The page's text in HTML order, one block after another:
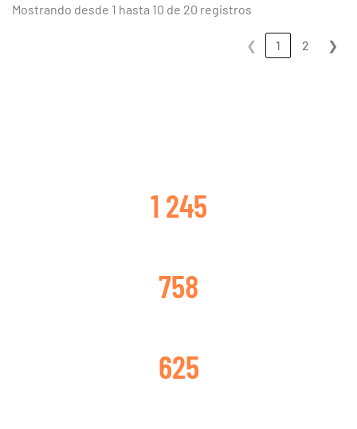
Mostrando desde 1 hasta 10 de 20 registros
❮ 1 2 ❯
1 245
758
625